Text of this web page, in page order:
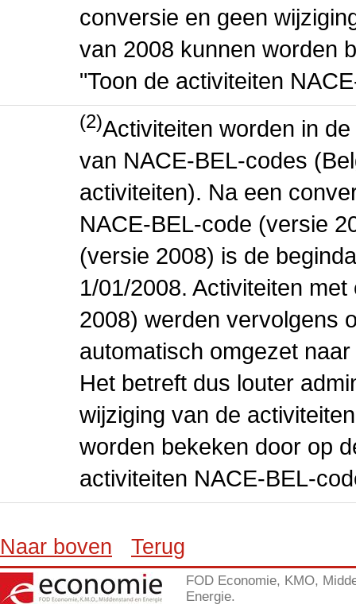
conversie en geen
van 2008 kunnen worden
"Toon de activiteiten
(2)Activiteiten worden in
van NACE-BEL-codes
activiteiten). Na een
NACE-BEL-code (versie
(versie 2008) is de
1/01/2008. Activiteiten
2008) werden vervolgens
automatisch omgezet
Het betreft dus louter
wijziging van de
worden bekeken door op
activiteiten NACE-BEL-
Naar boven Terug
FOD Economie, KMO,
Energie.